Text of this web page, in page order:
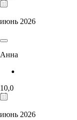
июнь 2026
Анна
10,0
июнь 2026